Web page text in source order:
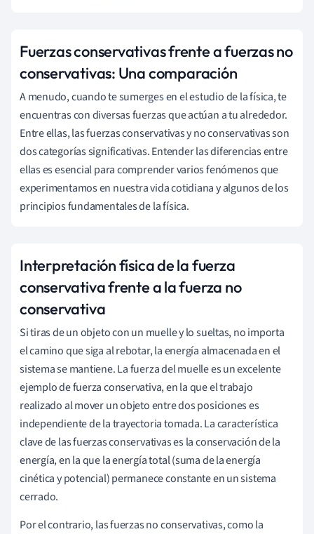
Fuerzas conservativas frente a fuerzas no
conservativas: Una comparación
A menudo, cuando te sumerges en el estudio de la física, te
encuentras con diversas fuerzas que actúan a tu alrededor.
Entre ellas, las fuerzas conservativas y no conservativas son
dos categorías significativas. Entender las diferencias entre
ellas es esencial para comprender varios fenómenos que
experimentamos en nuestra vida cotidiana y algunos de los
principios fundamentales de la física.
Interpretación física de la fuerza
conservativa frente a la fuerza no
conservativa
Si tiras de un objeto con un muelle y lo sueltas, no importa
el camino que siga al rebotar, la energía almacenada en el
sistema se mantiene. La fuerza del muelle es un excelente
ejemplo de fuerza conservativa, en la que el trabajo
realizado al mover un objeto entre dos posiciones es
independiente de la trayectoria tomada. La característica
clave de las fuerzas conservativas es la conservación de la
energía, en la que la energía total (suma de la energía
cinética y potencial) permanece constante en un sistema
cerrado.
Por el contrario, las fuerzas no conservativas, como la